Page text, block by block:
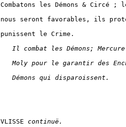
Combatons les Démons & Circé ;
nous seront favorables, ils
punissent le Crime.
Il combat les Démons;
Moly pour le garantir des
Démons qui disparoissent.
VLISSE continuë.